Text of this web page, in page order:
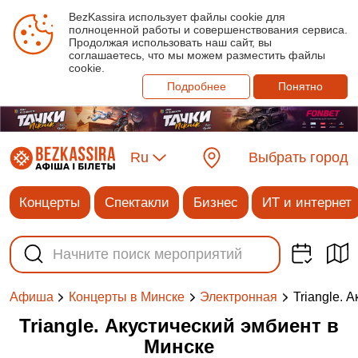
BezKassira использует файлы cookie для
полноценной работы и совершенствования сервиса.
Продолжая использовать наш сайт, вы
соглашаетесь, что мы можем разместить файлы
cookie.
Подробнее
Понятно
Ru Выбрать город
Концерты Спектакли Бизнес ИТ и интернет
Афиша Концерты в Минске Электронная Triangle.
Triangle. Акустический эмбиент в
Минске